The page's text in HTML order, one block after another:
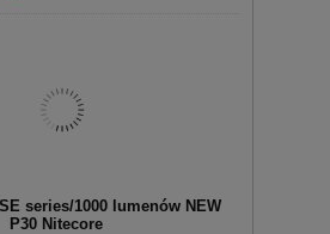
series/1000 lumenów NEW
P30 Nitecore